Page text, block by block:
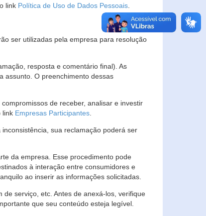
link Política de Uso de Dados Pessoais
ser utilizadas pela empresa para resolução
resposta e comentário final). As
assunto. O preenchimento dessas
de receber, analisar e investir
link Empresas Participantes
sua reclamação poderá ser
da empresa. Esse procedimento pode
à interação entre consumidores e
ao inserir as informações solicitadas.
serviço, etc. Antes de anexá-los, verifique
que seu conteúdo esteja legível.